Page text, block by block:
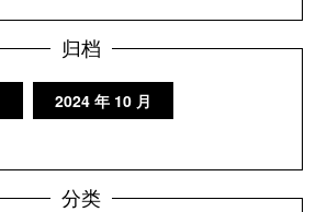
归档
2024 年 10 月
分类